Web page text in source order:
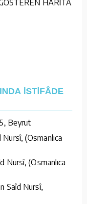
HARİTA
İSTİFÂDE
Beyrut
(Osmanlıca
Nursî, (Osmanlıca
Saîd Nursî,